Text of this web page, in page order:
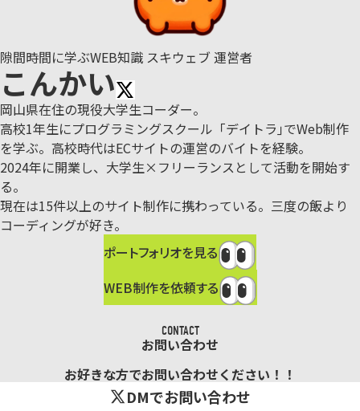
隙間時間に学ぶWEB知識 スキウェブ 運営者
こんかい
岡山県在住の現役大学生コーダー。
高校1年生にプログラミングスクール「デイトラ｣でWeb制作
を学ぶ。 高校時代はECサイトの運営のバイトを経験。
2024年に開業し、大学生×フリーランスとして活動を開始す
る。
現在は15件以上のサイト制作に携わっている。三度の飯より
コーディングが好き。
ポートフォリオを見る
WEB制作を依頼する
CONTACT
お問い合わせ
お好きな方でお問い合わせください！！
DMでお問い合わせ